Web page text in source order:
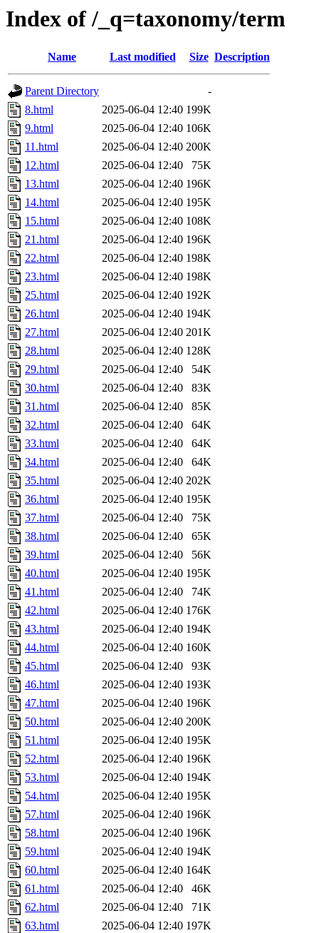
Index of /_q=taxonomy/term
Name Last modified Size Description
Parent Directory
-
8.html
2025-06-04 12:40 199K
9.html
2025-06-04 12:40 106K
11.html
2025-06-04 12:40 200K
12.html
2025-06-04 12:40
75K
13.html
2025-06-04 12:40 196K
14.html
2025-06-04 12:40 195K
15.html
2025-06-04 12:40 108K
21.html
2025-06-04 12:40 196K
22.html
2025-06-04 12:40 198K
23.html
2025-06-04 12:40 198K
25.html
2025-06-04 12:40 192K
26.html
2025-06-04 12:40 194K
27.html
2025-06-04 12:40 201K
28.html
2025-06-04 12:40 128K
29.html
2025-06-04 12:40
54K
30.html
2025-06-04 12:40
83K
31.html
2025-06-04 12:40
85K
32.html
2025-06-04 12:40
64K
33.html
2025-06-04 12:40
64K
34.html
2025-06-04 12:40
64K
35.html
2025-06-04 12:40 202K
36.html
2025-06-04 12:40 195K
37.html
2025-06-04 12:40
75K
38.html
2025-06-04 12:40
65K
39.html
2025-06-04 12:40
56K
40.html
2025-06-04 12:40 195K
41.html
2025-06-04 12:40
74K
42.html
2025-06-04 12:40 176K
43.html
2025-06-04 12:40 194K
44.html
2025-06-04 12:40 160K
45.html
2025-06-04 12:40
93K
46.html
2025-06-04 12:40 193K
47.html
2025-06-04 12:40 196K
50.html
2025-06-04 12:40 200K
51.html
2025-06-04 12:40 195K
52.html
2025-06-04 12:40 196K
53.html
2025-06-04 12:40 194K
54.html
2025-06-04 12:40 195K
57.html
2025-06-04 12:40 196K
58.html
2025-06-04 12:40 196K
59.html
2025-06-04 12:40 194K
60.html
2025-06-04 12:40 164K
61.html
2025-06-04 12:40
46K
62.html
2025-06-04 12:40
71K
63.html
2025-06-04 12:40 197K